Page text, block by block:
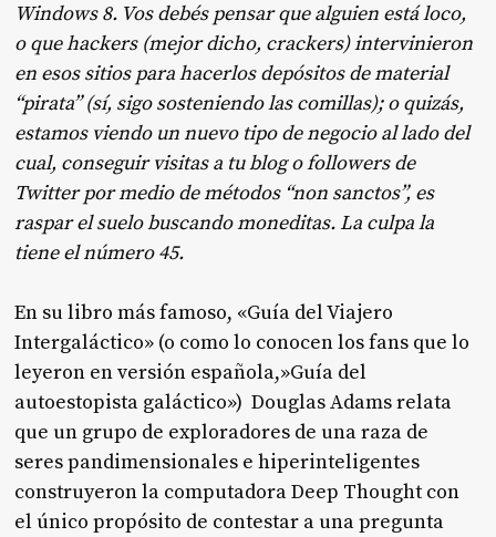
Windows 8. Vos debés pensar que alguien está loco,
o que hackers (mejor dicho, crackers) intervinieron
en esos sitios para hacerlos depósitos de material
“pirata” (sí, sigo sosteniendo las comillas); o quizás,
estamos viendo un nuevo tipo de negocio al lado del
cual, conseguir visitas a tu blog o followers de
Twitter por medio de métodos “non sanctos”, es
raspar el suelo buscando moneditas. La culpa la
tiene el número 45.
En su libro más famoso, «Guía del Viajero
Intergaláctico» (o como lo conocen los fans que lo
leyeron en versión española,»Guía del
autoestopista galáctico») Douglas Adams relata
que un grupo de exploradores de una raza de
seres pandimensionales e hiperinteligentes
construyeron la computadora Deep Thought con
el único propósito de contestar a una pregunta